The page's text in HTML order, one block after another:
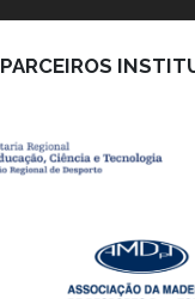
PARCEIROS